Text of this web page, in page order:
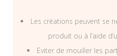
Les créations peuvent se
produit ou à l’aide
Eviter de mouiller les